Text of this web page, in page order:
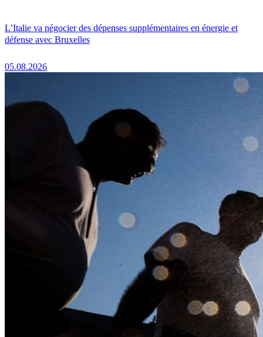
L’Italie va négocier des dépenses supplémentaires en énergie et
défense avec Bruxelles
05.08.2026